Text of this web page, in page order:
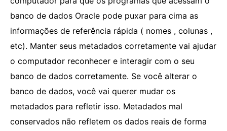
banco de dados Oracle pode puxar para cima as
informações de referência rápida ( nomes , colunas ,
etc). Manter seus metadados corretamente vai ajudar
o computador reconhecer e interagir com o seu
banco de dados corretamente. Se você alterar o
banco de dados, você vai querer mudar os
metadados para refletir isso. Metadados mal
conservados não refletem os dados reais de forma